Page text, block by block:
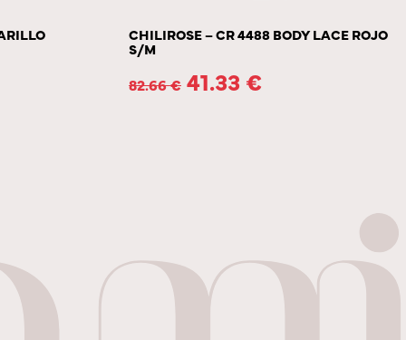
CHILIROSE – CR 4488 BODY LACE ROJO
S/M
82.66€ 41.33 €